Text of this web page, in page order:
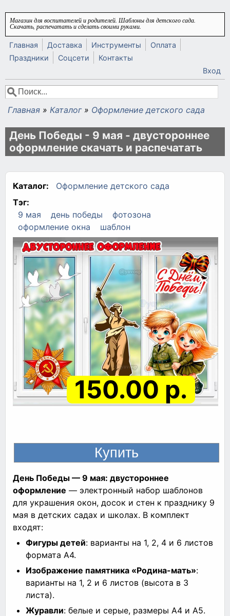
Перейти к основному содержанию
Магазин для воспитателей и родителей. Шаблоны для детского сада.
Скачать, распечатать и сделать своими руками.
Главная Доставка Инструменты
Оплата
Праздники
Соцсети
Контакты
Вход
Форма поиска
Поиск
Вы здесь
Главная » Каталог » Оформление детского сада
День Победы - 9 мая - двустороннее
оформление скачать и распечатать
Каталог:
Оформление детского сада
Тэг:
9 мая
день победы
фотозона
оформление окна
шаблон
150.00 р.
День Победы — 9 мая: двустороннее
оформление — электронный набор шаблонов
для украшения окон, досок и стен к празднику 9
мая в детских садах и школах. В комплект
входят:
Фигуры детей: варианты на 1, 2, 4 и 6 листов
формата А4.
Изображение памятника «Родина-мать»:
варианты на 1, 2 и 6 листов (высота в 3
листа).
Журавли: белые и серые, размеры А4 и А5.